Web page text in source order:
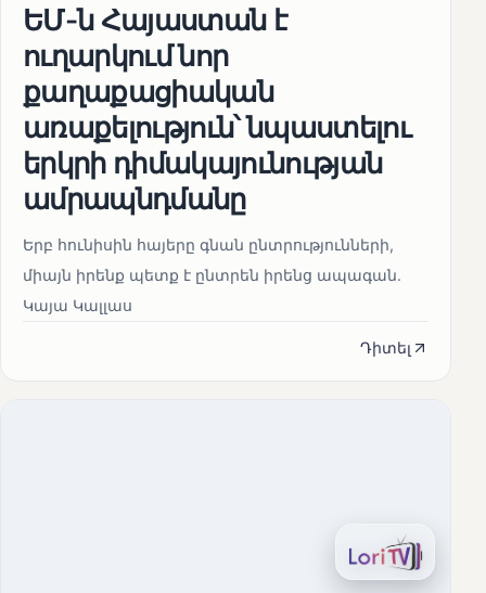
ԵՄ-ն Հայաստան է
ուղարկում նոր
քաղաքացիական
առաքելություն՝ նպաստելու
երկրի դիմակայունության
ամրապնդմանը
Երբ հունիսին հայերը գնան ընտրությունների,
միայն իրենք պետք է ընտրեն իրենց ապագան.
Կայա Կալլաս
Դիտել